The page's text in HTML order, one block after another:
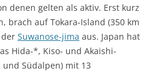
denen gelten als aktiv. Erst kurz
brach auf Tokara-Island (350 km
Suwanose-jima aus. Japan hat
Hida-*, Kiso- und Akaishi-
Südalpen) mit 13